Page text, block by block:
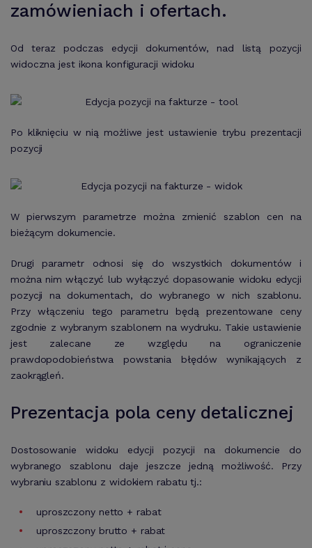
zamówieniach i ofertach.
Od teraz podczas edycji dokumentów, nad listą pozycji
widoczna jest ikona konfiguracji widoku
Po kliknięciu w nią możliwe jest ustawienie trybu prezentacji
pozycji
W pierwszym parametrze można zmienić szablon cen na
bieżącym dokumencie.
Drugi parametr odnosi się do wszystkich dokumentów i
można nim włączyć lub wyłączyć dopasowanie widoku edycji
pozycji na dokumentach, do wybranego w nich szablonu.
Przy włączeniu tego parametru będą prezentowane ceny
zgodnie z wybranym szablonem na wydruku. Takie ustawienie
jest zalecane ze względu na ograniczenie
prawdopodobieństwa powstania błędów wynikających z
zaokrągleń.
Prezentacja pola ceny detalicznej
Dostosowanie widoku edycji pozycji na dokumencie do
wybranego szablonu daje jeszcze jedną możliwość. Przy
wybraniu szablonu z widokiem rabatu tj.:
uproszczony netto + rabat
uproszczony brutto + rabat